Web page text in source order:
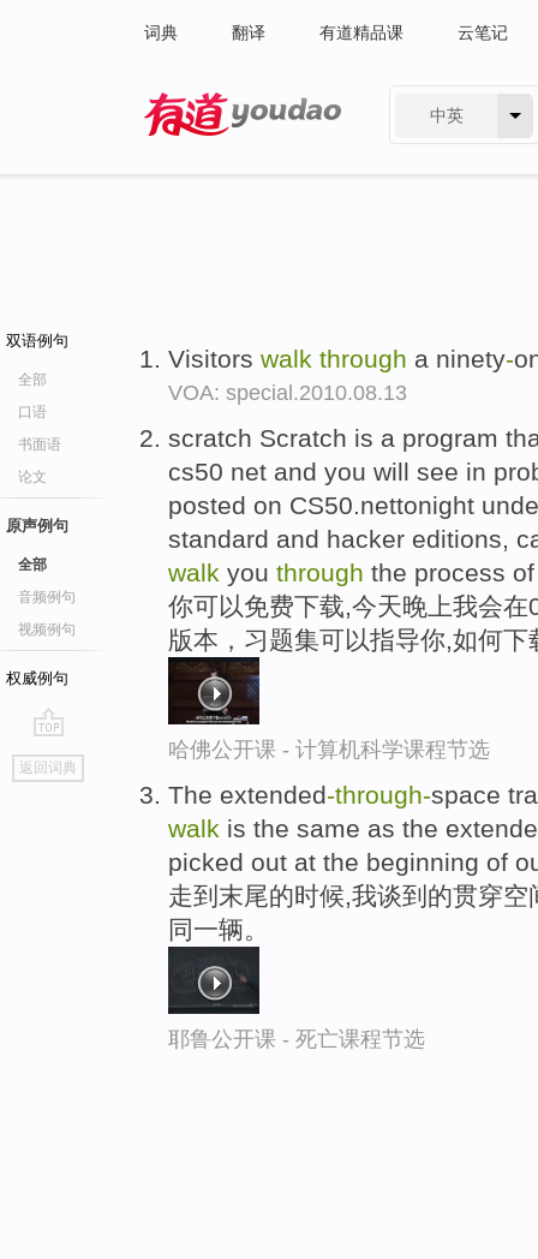
词典 翻译 有道精品课 云笔记
中英
双语例句
全部
口语
书面语
论文
原声例句
全部
音频例句
视频例句
权威例句
go
top
返回词典
Visitors walk through a ninety-
VOA: special.2010.08.13
scratch Scratch is a program
cs50 net and you will see in
posted on CS50.nettonight
standard and hacker editions,
walk you through the process
你可以免费下载,今天晚上我会
版本，习题集可以指导你,如何下
哈佛公开课 - 计算机科学课程节选
The extended-through-space
walk is the same as the
picked out at the beginning of
走到末尾的时候,我谈到的贯穿
同一辆。
耶鲁公开课 - 死亡课程节选